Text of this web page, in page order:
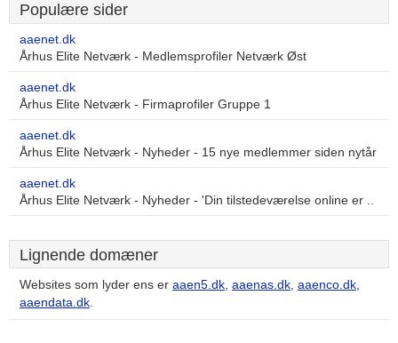
Populære sider
aaenet.dk
Århus Elite Netværk - Medlemsprofiler Netværk Øst
aaenet.dk
Århus Elite Netværk - Firmaprofiler Gruppe 1
aaenet.dk
Århus Elite Netværk - Nyheder - 15 nye medlemmer siden nytår
aaenet.dk
Århus Elite Netværk - Nyheder - 'Din tilstedeværelse online er ..
Lignende domæner
Websites som lyder ens er aaen5.dk, aaenas.dk, aaenco.dk,
aaendata.dk.